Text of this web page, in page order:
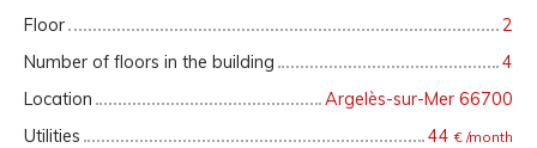
Floor
2
Number of floors in the building
4
Location
Argelès-sur-Mer 66700
Utilities
44€ /month